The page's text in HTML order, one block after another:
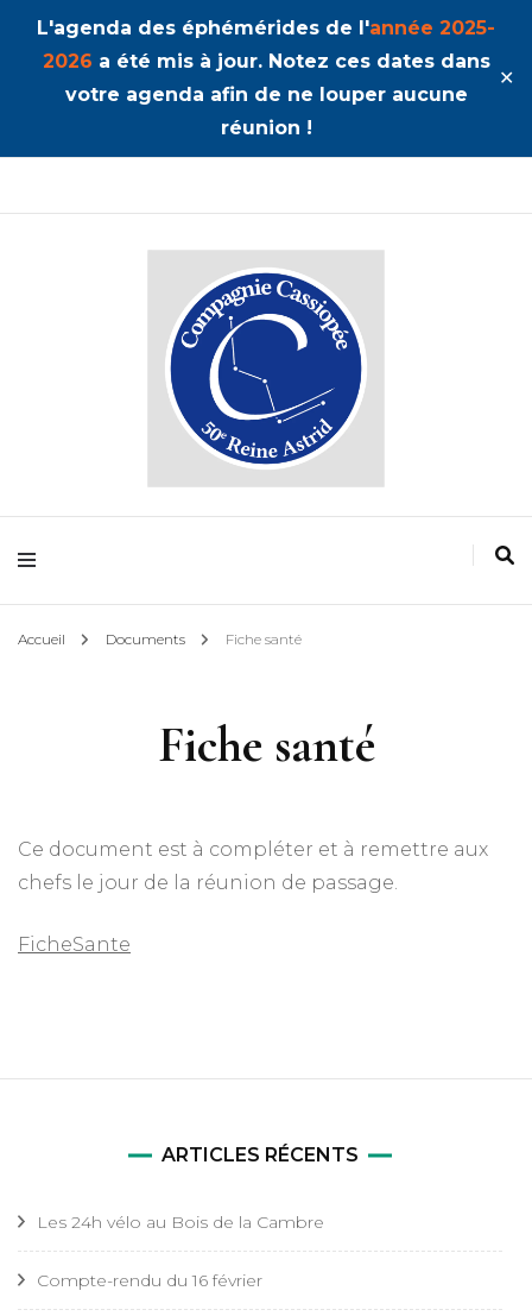
L'agenda des éphémérides de l'année 2025-
2026 a été mis à jour. Notez ces dates dans
votre agenda afin de ne louper aucune
réunion !
✕
Cassiopée
50ème Unité Reine Astrid
Accueil Documents Fiche santé
Fiche santé
Ce document est à compléter et à remettre aux
chefs le jour de la réunion de passage.
FicheSante
ARTICLES RÉCENTS
Les 24h vélo au Bois de la Cambre
Compte-rendu du 16 février